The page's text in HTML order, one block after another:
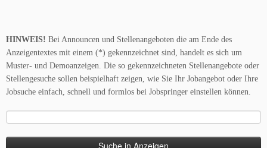
HINWEIS! Bei Announcen und Stellenangeboten die am Ende des
Anzeigentextes mit einem (*) gekennzeichnet sind, handelt es sich um
Muster- und Demoanzeigen. Die so gekennzeichneten Stellenangebote oder
Stellengesuche sollen beispielhaft zeigen, wie Sie Ihr Jobangebot oder Ihre
Jobsuche einfach, schnell und formlos bei Jobspringer einstellen können.